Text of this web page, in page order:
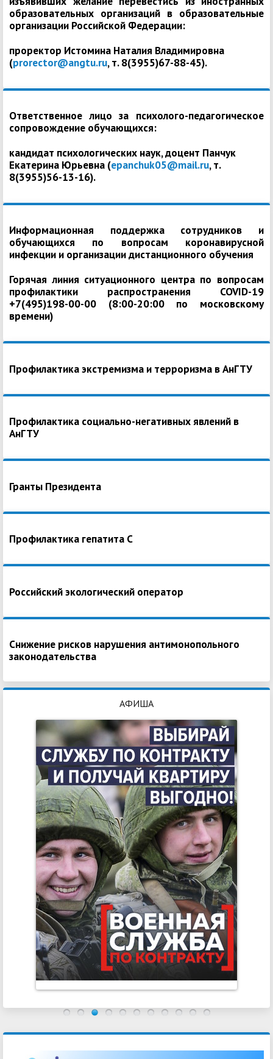
образовательных организаций в образовательные
организации Российской Федерации:
проректор Истомина Наталия Владимировна
(prorector@angtu.ru, т. 8(3955)67-88-45).
Ответственное лицо за психолого-педагогическое
сопровождение обучающихся:
кандидат психологических наук, доцент Панчук
Екатерина Юрьевна (epanchuk05@mail.ru, т.
8(3955)56-13-16).
Информационная поддержка сотрудников и
обучающихся по вопросам коронавирусной
инфекции и организации дистанционного обучения
Горячая линия ситуационного центра по вопросам
профилактики распространения COVID-19
+7(495)198-00-00 (8:00-20:00 по московскому
времени)
Профилактика экстремизма и терроризма в АнГТУ
Профилактика социально-негативных явлений в
АнГТУ
Гранты Президента
Профилактика гепатита С
Российский экологический оператор
Снижение рисков нарушения антимонопольного
законодательства
АФИША